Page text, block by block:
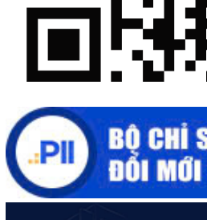
Kịch bản tăng trưởng kinh tế năm
lực cho phát triển
Đắk Lắk xây dựng kịch bản tăng
2025 đạt 8% trở lên
Cuộc thi trực tuyến tìm hiểu “50 năm
Thuột, giải phóng tỉnh Đắk Lắk (10/